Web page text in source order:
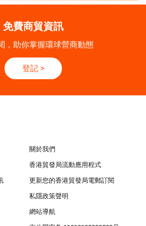
免費商貿資訊
，助你掌握環球營商動態
登記 >
關於我們
香港貿發局流動應用程式
更新您的香港貿發局電郵訂閱
私隱政策聲明
網站導航